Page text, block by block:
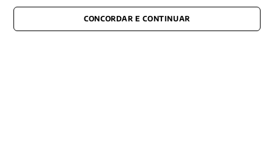
CONECTE-SE CONOSCOCONCORDAR E CONTINUAR